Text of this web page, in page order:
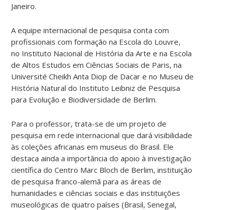
Janeiro.
A equipe internacional de pesquisa conta com
profissionais com formação na Escola do Louvre,
no Instituto Nacional de História da Arte e na Escola
de Altos Estudos em Ciências Sociais de Paris, na
Université Cheikh Anta Diop de Dacar e no Museu de
História Natural do Instituto Leibniz de Pesquisa
para Evolução e Biodiversidade de Berlim.
Para o professor, trata-se de um projeto de
pesquisa em rede internacional que dará visibilidade
às coleções africanas em museus do Brasil. Ele
destaca ainda a importância do apoio à investigação
científica do Centro Marc Bloch de Berlim, instituição
de pesquisa franco-alemã para as áreas de
humanidades e ciências sociais e das instituições
museológicas de quatro países (Brasil, Senegal,